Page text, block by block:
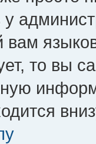
у
то вы